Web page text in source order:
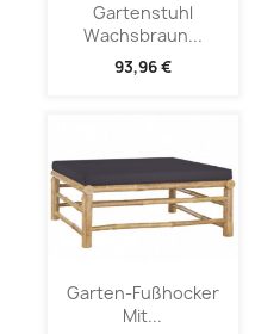
Gartenstuhl
Wachsbraun...
93,96 €
Garten-Fußhocker
Mit...